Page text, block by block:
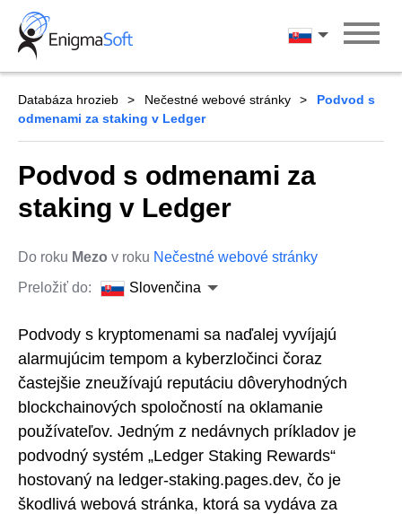
Skip
content
Slovenčina
Databáza hrozieb Nečestné webové stránky
Podvod s
odmenami za staking v Ledger
Podvod s odmenami za
staking v Ledger
Do roku Mezo v roku Nečestné webové stránky
Preložiť do:
Slovenčina
Podvody s kryptomenami sa naďalej vyvíjajú
alarmujúcim tempom a kyberzločinci čoraz
častejšie zneužívajú reputáciu dôveryhodných
blockchainových spoločností na oklamanie
používateľov. Jedným z nedávnych príkladov je
podvodný systém „Ledger Staking Rewards“
hostovaný na ledger-staking.pages.dev, čo je
škodlivá webová stránka, ktorá sa vydáva za